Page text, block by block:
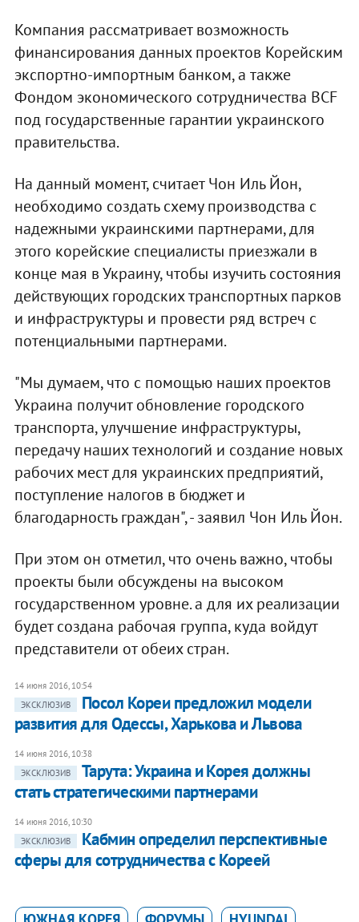
Компания рассматривает возможность
финансирования данных проектов Корейским
экспортно-импортным банком, а также
Фондом экономического сотрудничества BCF
под государственные гарантии украинского
правительства.
На данный момент, считает Чон Иль Йон,
необходимо создать схему производства с
надежными украинскими партнерами, для
этого корейские специалисты приезжали в
конце мая в Украину, чтобы изучить состояния
действующих городских транспортных парков
и инфраструктуры и провести ряд встреч с
потенциальными партнерами.
"Мы думаем, что с помощью наших проектов
Украина получит обновление городского
транспорта, улучшение инфраструктуры,
передачу наших технологий и создание новых
рабочих мест для украинских предприятий,
поступление налогов в бюджет и
благодарность граждан", - заявил Чон Иль Йон.
При этом он отметил, что очень важно, чтобы
проекты были обсуждены на высоком
государственном уровне. а для их реализации
будет создана рабочая группа, куда войдут
представители от обеих стран.
14 июня 2016, 10:54
ЭКСКЛЮЗИВ
Посол Кореи предложил модели
развития для Одессы, Харькова и Львова
14 июня 2016, 10:38
ЭКСКЛЮЗИВ
Тарута: Украина и Корея должны
стать стратегическими партнерами
14 июня 2016, 10:30
ЭКСКЛЮЗИВ
Кабмин определил перспективные
сферы для сотрудничества с Кореей